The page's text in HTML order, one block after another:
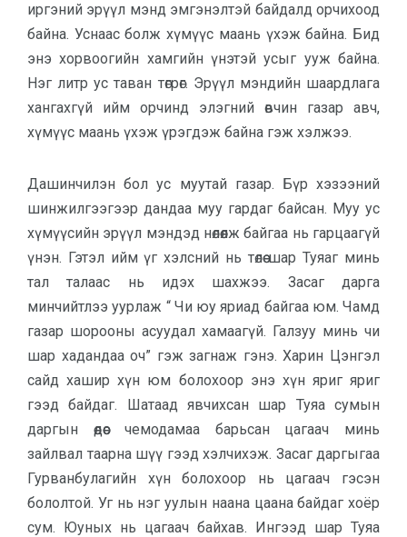
иргэний эрүүл мэнд эмгэнэлтэй байдалд орчихоод
байна. Уснаас болж хүмүүс маань үхэж байна. Бид
энэ хорвоогийн хамгийн үнэтэй усыг ууж байна.
Нэг литр ус таван төгрөг. Эрүүл мэндийн шаардлага
хангахгүй ийм орчинд элэгний өвчин газар авч,
хүмүүс маань үхэж үрэгдэж байна гэж хэлжээ.
Дашинчилэн бол ус муутай газар. Бүр хэзээний
шинжилгээгээр дандаа муу гардаг байсан. Муу ус
хүмүүсийн эрүүл мэндэд нөлөөлж байгаа нь гарцаагүй
үнэн. Гэтэл ийм үг хэлсний нь төлөө шар Туяаг минь
тал талаас нь идэх шахжээ. Засаг дарга
минчийтлээ уурлаж “ Чи юу яриад байгаа юм. Чамд
газар шорооны асуудал хамаагүй. Галзуу минь чи
шар хадандаа оч” гэж загнаж гэнэ. Харин Цэнгэл
сайд хашир хүн юм болохоор энэ хүн яриг яриг
гээд байдаг. Шатаад явчихсан шар Туяа сумын
даргын өөдөөс чемодамаа барьсан цагаач минь
зайлвал таарна шүү гээд хэлчихэж. Засаг даргыгаа
Гурванбулагийн хүн болохоор нь цагаач гэсэн
бололтой. Уг нь нэг уулын наана цаана байдаг хоёр
сум. Юуных нь цагаач байхав. Ингээд шар Туяа